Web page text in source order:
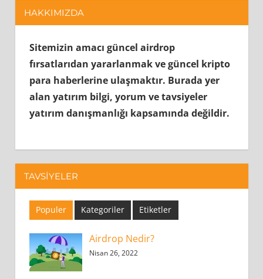
HAKKIMIZDA
Sitemizin amacı güncel airdrop
fırsatlarıdan yararlanmak ve güncel kripto
para haberlerine ulaşmaktır. Burada yer
alan yatırım bilgi, yorum ve tavsiyeler
yatırım danışmanlığı kapsamında değildir.
TAVSIYELER
Populer Kategoriler Etiketler
Airdrop Nedir?
Nisan 26, 2022